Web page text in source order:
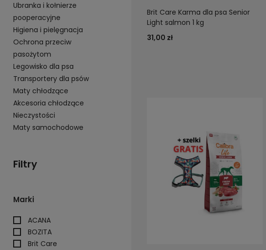
Ubranka i kołnierze
pooperacyjne
Higiena i pielęgnacja
Ochrona przeciw
pasożytom
Legowisko dla psa
Transportery dla psów
Maty chłodzące
Akcesoria chłodzące
Nieczystości
Maty samochodowe
Filtry
Marki
ACANA
BOZITA
Brit Care
Brit Care Karma dla psa Senior
Light salmon 1 kg
31,00 zł